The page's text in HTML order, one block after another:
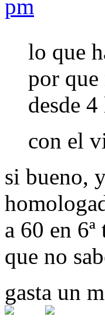
pm
lo que
por que
desde
con el
si bueno,
a 60 en
que no
gasta un